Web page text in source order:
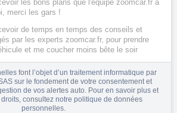
les bons plans que l'équipe zoomcar.fr a
merci les gars !
de temps en temps des conseils et
par les experts zoomcar.fr, pour prendre
et me coucher moins bête le soir
font l’objet d’un traitement informatique par
sur le fondement de votre consentement et
de vos alertes auto. Pour en savoir plus et
consultez notre politique de données
personnelles.